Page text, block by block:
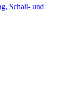
Schall- und